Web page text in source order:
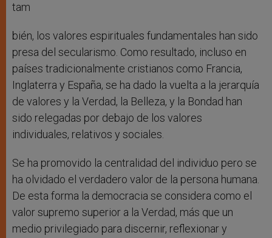
tam
bién, los valores espirituales fundamentales han sido
presa del secularismo. Como resultado, incluso en
países tradicionalmente cristianos como Francia,
Inglaterra y España, se ha dado la vuelta a la jerarquía
de valores y la Verdad, la Belleza, y la Bondad han
sido relegadas por debajo de los valores
individuales, relativos y sociales.
Se ha promovido la centralidad del individuo pero se
ha olvidado el verdadero valor de la persona humana.
De esta forma la democracia se considera como el
valor supremo superior a la Verdad, más que un
medio privilegiado para discernir, reflexionar y